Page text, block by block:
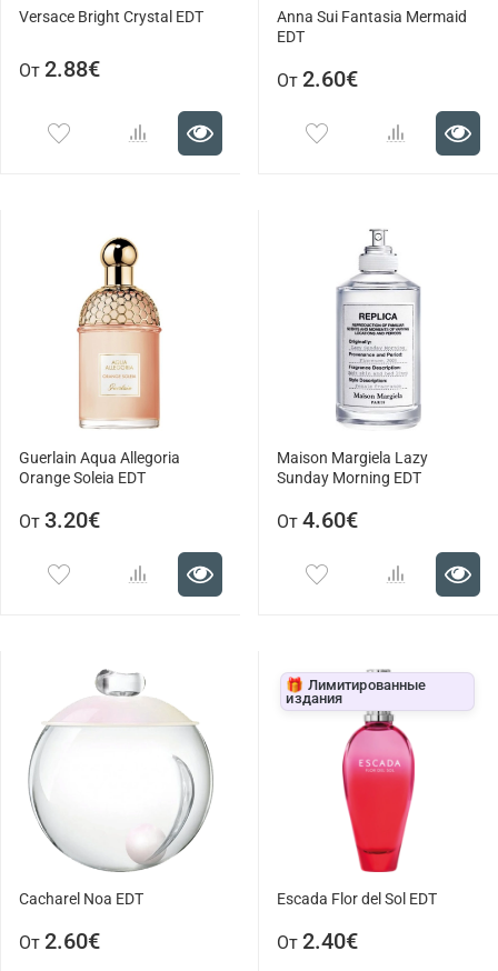
Versace Bright Crystal EDT
От 2.88€
Anna Sui Fantasia Mermaid
EDT
От 2.60€
Guerlain Aqua Allegoria
Orange Soleia EDT
От 3.20€
Maison Margiela Lazy
Sunday Morning EDT
От 4.60€
Cacharel Noa EDT
От 2.60€
🎁 Лимитированные
издания
Escada Flor del Sol EDT
От 2.40€